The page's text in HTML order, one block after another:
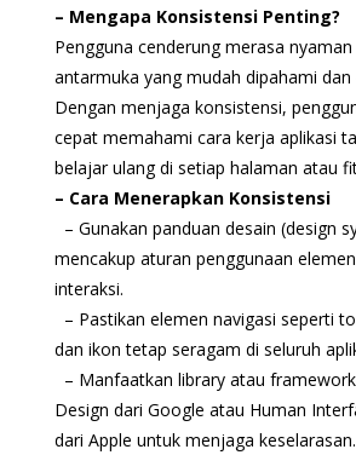
– Mengapa Konsistensi Penting?
Pengguna cenderung merasa
antarmuka yang mudah dipahami dan
Dengan menjaga konsistensi,
cepat memahami cara kerja aplikasi
belajar ulang di setiap halaman atau
– Cara Menerapkan Konsistensi
– Gunakan panduan desain (design
mencakup aturan penggunaan
interaksi.
– Pastikan elemen navigasi seperti
dan ikon tetap seragam di seluruh
– Manfaatkan library atau
Design dari Google atau Human
dari Apple untuk menjaga keselarasan.